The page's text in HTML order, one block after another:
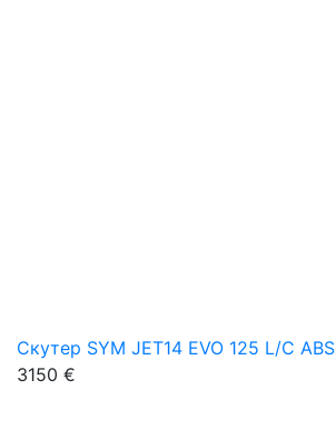
Скутер SYM JET14 EVO 125 L/C ABS
3150 €